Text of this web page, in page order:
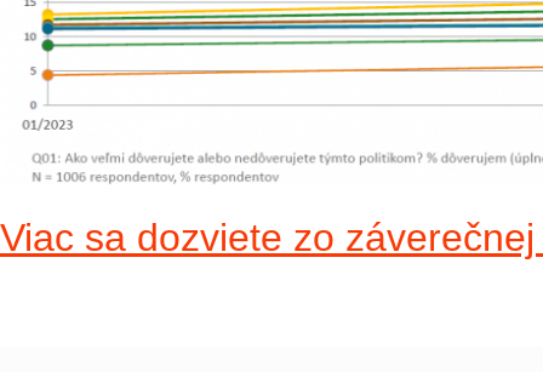
Viac sa dozviete zo